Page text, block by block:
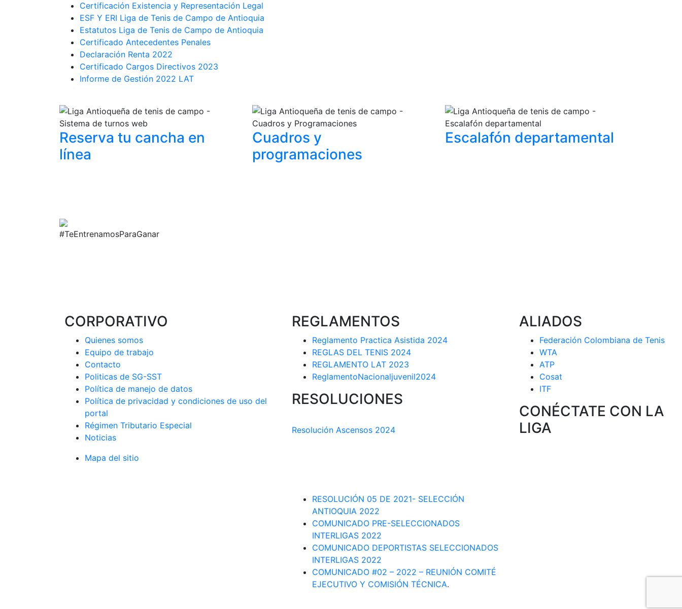
Certificación Existencia y Representación Legal
ESF Y ERI Liga de Tenis de Campo de Antioquia
Estatutos Liga de Tenis de Campo de Antioquia
Certificado Antecedentes Penales
Declaración Renta 2022
Certificado Cargos Directivos 2023
Informe de Gestión 2022 LAT
Reserva tu cancha en
línea
Cuadros y
programaciones
Escalafón departamental
#TeEntrenamosParaGanar
CORPORATIVO
Quienes somos
Equipo de trabajo
Contacto
Politicas de SG-SST
Política de manejo de datos
Política de privacidad y condiciones de uso del
portal
Régimen Tributario Especial
Noticias
Mapa del sitio
REGLAMENTOS
Reglamento Practica Asistida 2024
REGLAS DEL TENIS 2024
REGLAMENTO LAT 2023
ReglamentoNacionaljuvenil2024
RESOLUCIONES
Resolución Ascensos 2024
RESOLUCIÓN 05 DE 2021- SELECCIÓN
ANTIOQUIA 2022
COMUNICADO PRE-SELECCIONADOS
INTERLIGAS 2022
COMUNICADO DEPORTISTAS SELECCIONADOS
INTERLIGAS 2022
COMUNICADO #02 – 2022 – REUNIÓN COMITÉ
EJECUTIVO Y COMISIÓN TÉCNICA.
ALIADOS
Federación Colombiana de Tenis
WTA
ATP
Cosat
ITF
CONÉCTATE CON LA
LIGA